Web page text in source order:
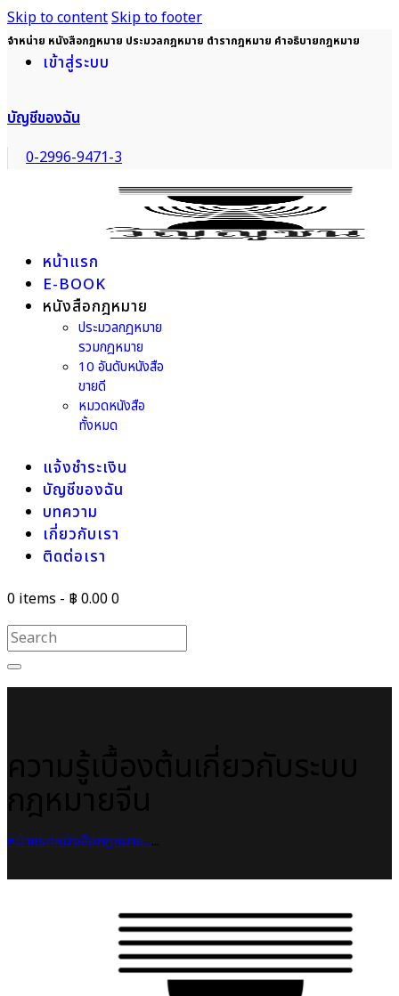
Skip to contentSkip to footer
จำหน่าย หนังสือกฎหมาย ประมวลกฎหมาย ตำรากฎหมาย คำอธิบายกฎหมาย
เข้าสู่ระบบ
บัญชีของฉัน
0-2996-9471-3
หน้าแรก
E-BOOK
หนังสือกฎหมาย
ประมวลกฎหมาย
รวมกฎหมาย
10 อันดับหนังสือ
ขายดี
หมวดหนังสือ
ทั้งหมด
แจ้งชำระเงิน
บัญชีของฉัน
บทความ
เกี่ยวกับเรา
ติดต่อเรา
0 items - ฿ 0.000
หน้าแรกหนังสือกฎหมาย...